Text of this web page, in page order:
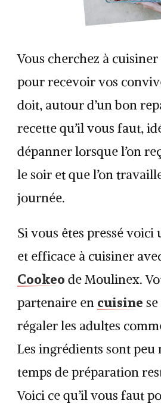
Vous cherchez à
pour recevoir vos
doit, autour d’un bon
recette qu’il vous faut,
dépanner lorsque l’on
le soir et que l’on
journée.
Si vous êtes pressé voici
et efficace à cuisiner
Cookeo de Moulinex.
partenaire en cuisine
régaler les adultes
Les ingrédients sont
temps de préparation
Voici ce qu’il vous faut